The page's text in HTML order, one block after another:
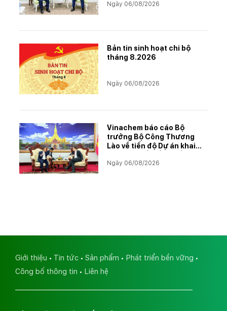
Ngày 06/08/2026
Bản tin sinh hoạt chi bộ
tháng 8.2026
Ngày 06/08/2026
Vinachem báo cáo Bộ
trưởng Bộ Công Thương
Lào về tiến độ Dự án khai
Kali
Ngày 06/08/2026
Giới thiệu Tin tức Sản phẩm
Phát triển bền vững
Công bố thông tin
Liên hệ